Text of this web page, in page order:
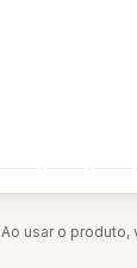
Ao usar o